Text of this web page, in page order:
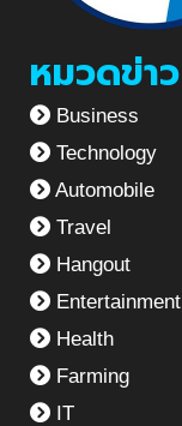
หมวดข่าว
Business
Technology
Automobile
Travel
Hangout
Entertainment
Health
Farming
IT